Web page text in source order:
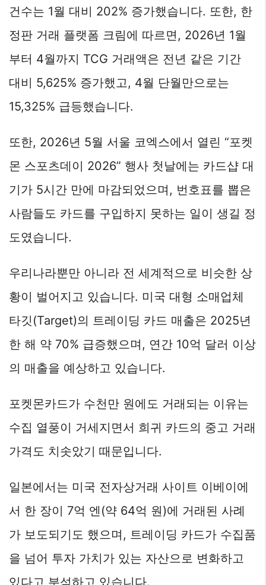
건수는 1월 대비 202% 증가했습니다. 또한, 한
정판 거래 플랫폼 크림에 따르면, 2026년 1월
부터 4월까지 TCG 거래액은 전년 같은 기간
대비 5,625% 증가했고, 4월 단월만으로는
15,325% 급등했습니다.
또한, 2026년 5월 서울 코엑스에서 열린 “포켓
몬 스포츠데이 2026” 행사 첫날에는 카드샵 대
기가 5시간 만에 마감되었으며, 번호표를 뽑은
사람들도 카드를 구입하지 못하는 일이 생길 정
도였습니다.
우리나라뿐만 아니라 전 세계적으로 비슷한 상
황이 벌어지고 있습니다. 미국 대형 소매업체
타깃(Target)의 트레이딩 카드 매출은 2025년
한 해 약 70% 급증했으며, 연간 10억 달러 이상
의 매출을 예상하고 있습니다.
포켓몬카드가 수천만 원에도 거래되는 이유는
수집 열풍이 거세지면서 희귀 카드의 중고 거래
가격도 치솟았기 때문입니다.
일본에서는 미국 전자상거래 사이트 이베이에
서 한 장이 7억 엔(약 64억 원)에 거래된 사례
가 보도되기도 했으며, 트레이딩 카드가 수집품
을 넘어 투자 가치가 있는 자산으로 변화하고